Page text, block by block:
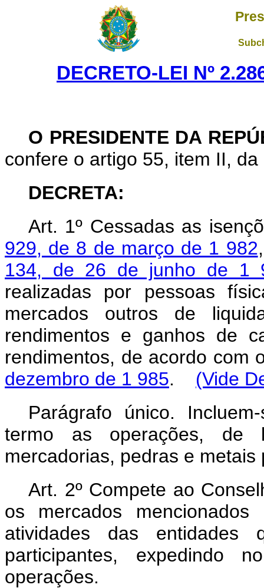
DECRETO-LEI Nº
O PRESIDENTE DA
confere o artigo 55, item II,
DECRETA:
Art. 1º Cessadas as
929, de 8 de março de 1 982
134, de 26 de junho de 1
realizadas por pessoas
mercados outros de
rendimentos e ganhos de
rendimentos, de acordo com
dezembro de 1 985. (Vide
Parágrafo único.
termo as operações, de
mercadorias, pedras e metais
Art. 2º Compete ao
os mercados
atividades das
participantes, expedindo
operações.